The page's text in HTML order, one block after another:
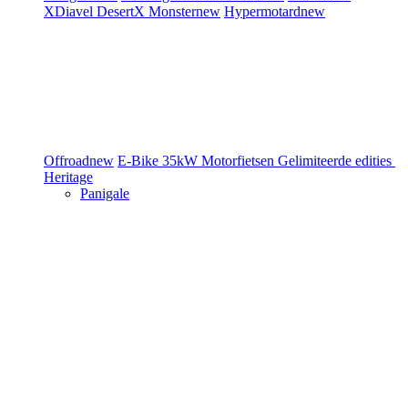
XDiavel DesertX Monsternew Hypermotardnew
Offroadnew E-Bike 35kW Motorfietsen Gelimiteerde edities
Heritage
Panigale